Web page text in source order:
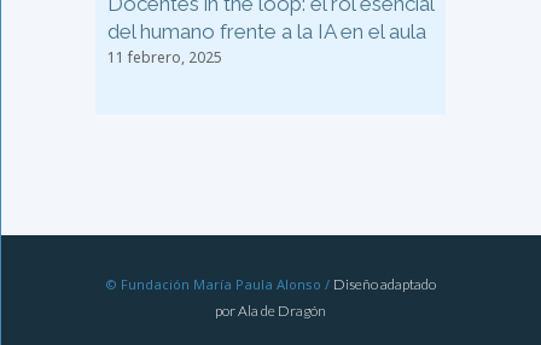
del humano frente a la IA en el aula
11 febrero, 2025
© Fundación María Paula Alonso / Diseño adaptado
por Ala de Dragón